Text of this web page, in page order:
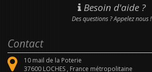
Besoin d'aide ?
Des questions ? Appelez nous !
Contact
10 mail de la Poterie
37600 LOCHES , France métropolitaine